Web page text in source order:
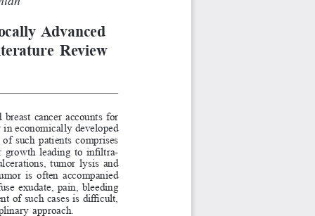
Advanced
Review
breast cancer accounts for
in economically developed
such patients comprises
growth leading to infiltra-
tumor lysis and
is often accompanied
exudate, pain, bleeding
of such cases is difficult,
approach.